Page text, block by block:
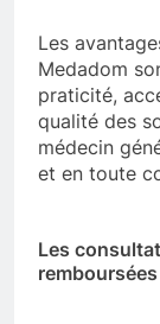
Les
Medadom
praticité,
qualité des
médecin
et en toute
Les